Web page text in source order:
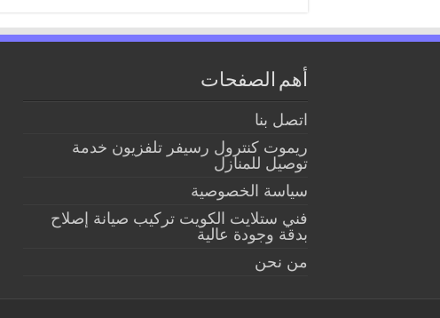
أهم الصفحات
اتصل بنا
ريموت كنترول رسيفر تلفزيون خدمة
توصيل للمنازل
سياسة الخصوصية
فني ستلايت الكويت تركيب صيانة إصلاح
بدقة وجودة عالية
من نحن